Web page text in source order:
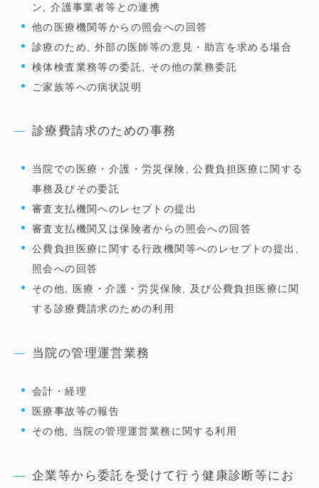
ン, 介護事業者等との連携
他の医療機関等からの照会への回答
診療のため, 外部の医師等の意見・助言を求める場合
検体検査業務等の委託, その他の業務委託
ご家族等への病状説明
診療費請求のための事務
当院での医療・介護・労災保険, 公費負担医療に関する
事務及びその委託
審査支払機関へのレセプトの提出
審査支払機関又は保険者からの照会への回答
公費負担医療に関する行政機関等へのレセプトの提出,
照会への回答
その他, 医療・介護・労災保険, 及び公費負担医療に関
する診療費請求のための利用
当院の管理運営業務
会計・経理
医療事故等の報告
その他, 当院の管理運営業務に関する利用
企業等から委託を受けて行う健康診断等にお